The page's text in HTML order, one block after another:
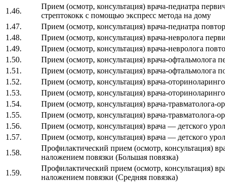
1.46.
Прием (осмотр, консультация) врача-педиатра
стрептококк с помощью экспресс метода на дому
1.47.
Прием (осмотр, консультация) врача-педиатра
1.48.
Прием (осмотр, консультация) врача-невролога
1.49.
Прием (осмотр, консультация) врача-невролога
1.50.
Прием (осмотр, консультация) врача-офтальмолога
1.51.
Прием (осмотр, консультация) врача-офтальмолога
1.52.
Прием (осмотр, консультация) врача-
1.53.
Прием (осмотр, консультация) врача-
1.54.
Прием (осмотр, консультация) врача-травматолога-
1.55.
Прием (осмотр, консультация) врача-травматолога-
1.56.
Прием (осмотр, консультация) врача — детского
1.57.
Прием (осмотр, консультация) врача — детского
1.58.
Профилактический прием (осмотр, консультация)
наложением повязки (Большая повязка)
1.59.
Профилактический прием (осмотр, консультация)
наложением повязки (Средняя повязка)